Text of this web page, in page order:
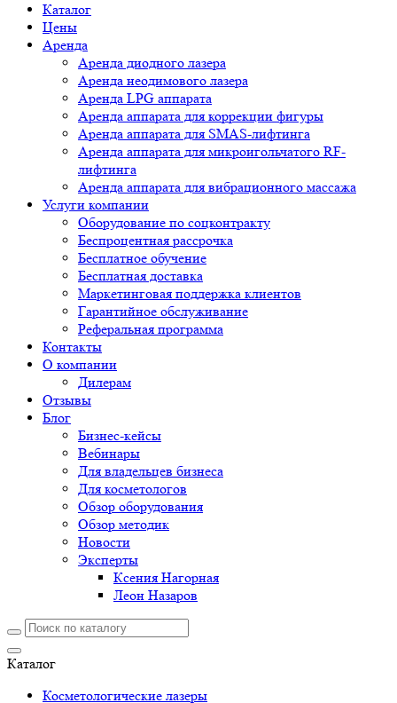
Каталог
Цены
Аренда
Аренда диодного лазера
Аренда неодимового лазера
Аренда LPG аппарата
Аренда аппарата для коррекции фигуры
Аренда аппарата для SMAS-лифтинга
Аренда аппарата для микроигольчатого RF-
лифтинга
Аренда аппарата для вибрационного массажа
Услуги компании
Оборудование по соцконтракту
Беспроцентная рассрочка
Бесплатное обучение
Бесплатная доставка
Маркетинговая поддержка клиентов
Гарантийное обслуживание
Реферальная программа
Контакты
О компании
Дилерам
Отзывы
Блог
Бизнес-кейсы
Вебинары
Для владельцев бизнеса
Для косметологов
Обзор оборудования
Обзор методик
Новости
Эксперты
Ксения Нагорная
Леон Назаров
Каталог
Косметологические лазеры